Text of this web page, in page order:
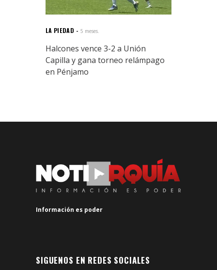
LA PIEDAD 5 meses.
Halcones vence 3-2 a Unión
Capilla y gana torneo relámpago
en Pénjamo
Información es poder
SIGUENOS EN REDES SOCIALES